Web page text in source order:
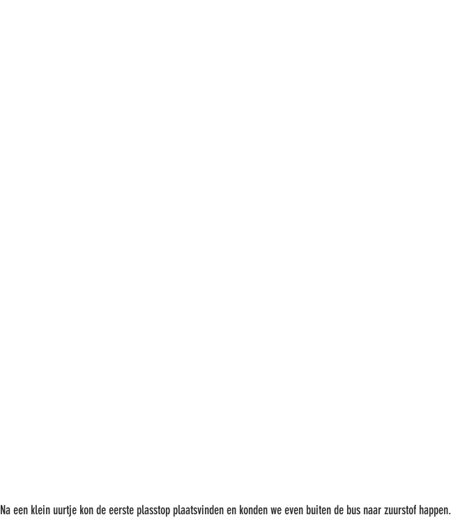
Na een klein uurtje kon de eerste plasstop plaatsvinden en konden we even buiten de bus naar zuurstof happen.